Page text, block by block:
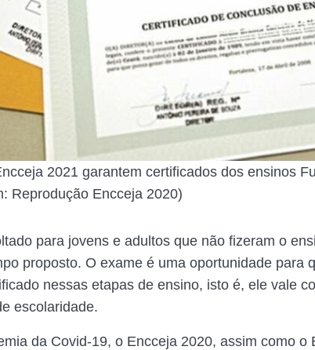
2021 garantem certificados dos ensinos
Reprodução Encceja 2020)
para jovens e adultos que não fizeram o
proposto. O exame é uma oportunidade para
nessas etapas de ensino, isto é, ele vale
escolaridade.
da Covid-19, o Encceja 2020, assim como o